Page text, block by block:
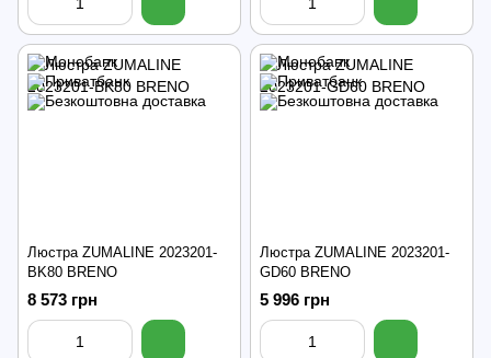
Люстра ZUMALINE 2023201-
BK80 BRENO
8 573 грн
Люстра ZUMALINE 2023201-
GD60 BRENO
5 996 грн